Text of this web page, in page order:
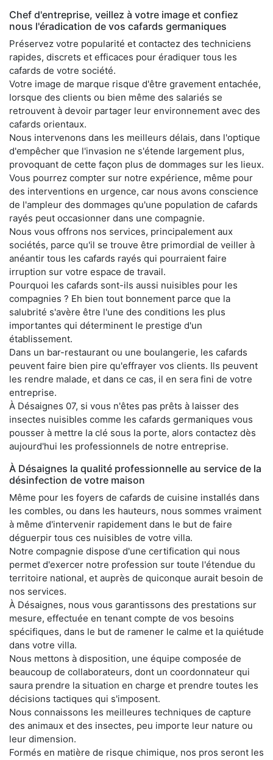
Chef d'entreprise, veillez à votre image et confiez
nous l'éradication de vos cafards germaniques
Préservez votre popularité et contactez des techniciens
rapides, discrets et efficaces pour éradiquer tous les
cafards de votre société.
Votre image de marque risque d'être gravement entachée,
lorsque des clients ou bien même des salariés se
retrouvent à devoir partager leur environnement avec des
cafards orientaux.
Nous intervenons dans les meilleurs délais, dans l'optique
d'empêcher que l'invasion ne s'étende largement plus,
provoquant de cette façon plus de dommages sur les lieux.
Vous pourrez compter sur notre expérience, même pour
des interventions en urgence, car nous avons conscience
de l'ampleur des dommages qu'une population de cafards
rayés peut occasionner dans une compagnie.
Nous vous offrons nos services, principalement aux
sociétés, parce qu'il se trouve être primordial de veiller à
anéantir tous les cafards rayés qui pourraient faire
irruption sur votre espace de travail.
Pourquoi les cafards sont-ils aussi nuisibles pour les
compagnies ? Eh bien tout bonnement parce que la
salubrité s'avère être l'une des conditions les plus
importantes qui déterminent le prestige d'un
établissement.
Dans un bar-restaurant ou une boulangerie, les cafards
peuvent faire bien pire qu'effrayer vos clients. Ils peuvent
les rendre malade, et dans ce cas, il en sera fini de votre
entreprise.
À Désaignes 07, si vous n'êtes pas prêts à laisser des
insectes nuisibles comme les cafards germaniques vous
pousser à mettre la clé sous la porte, alors contactez dès
aujourd'hui les professionnels de notre entreprise.
À Désaignes la qualité professionnelle au service de la
désinfection de votre maison
Même pour les foyers de cafards de cuisine installés dans
les combles, ou dans les hauteurs, nous sommes vraiment
à même d'intervenir rapidement dans le but de faire
déguerpir tous ces nuisibles de votre villa.
Notre compagnie dispose d'une certification qui nous
permet d'exercer notre profession sur toute l'étendue du
territoire national, et auprès de quiconque aurait besoin de
nos services.
À Désaignes, nous vous garantissons des prestations sur
mesure, effectuée en tenant compte de vos besoins
spécifiques, dans le but de ramener le calme et la quiétude
dans votre villa.
Nous mettons à disposition, une équipe composée de
beaucoup de collaborateurs, dont un coordonnateur qui
saura prendre la situation en charge et prendre toutes les
décisions tactiques qui s'imposent.
Nous connaissons les meilleures techniques de capture
des animaux et des insectes, peu importe leur nature ou
leur dimension.
Formés en matière de risque chimique, nos pros seront les